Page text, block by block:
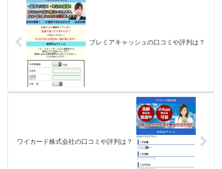
プレミアキャッシュの口コミや評判は？
ワイカード株式会社の口コミや評判は？